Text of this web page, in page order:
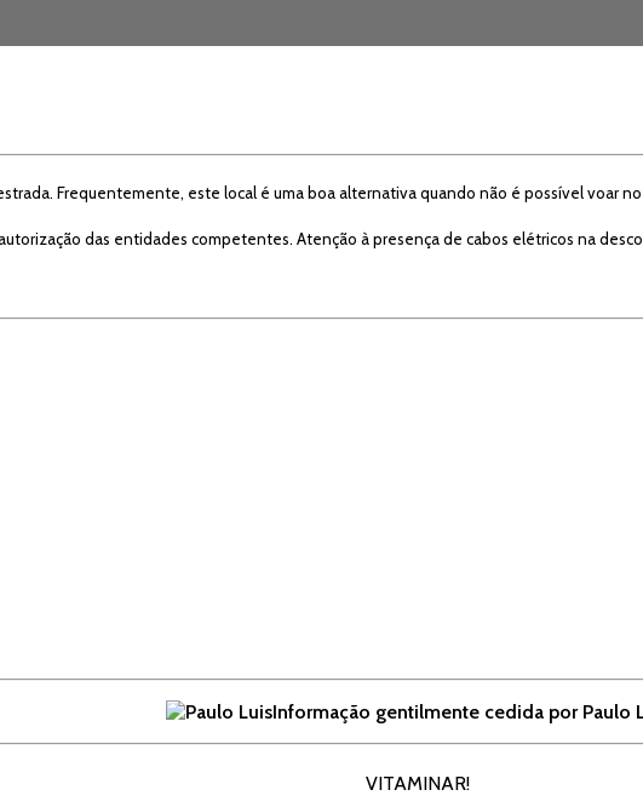
Frequentemente, este local é uma boa alternativa quando não é possível voar
das entidades competentes. Atenção à presença de cabos elétricos na
Informação gentilmente cedida por Paulo
VITAMINAR!